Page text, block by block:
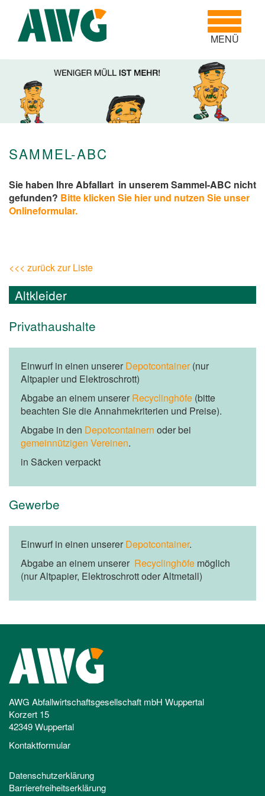
Toggle
MENÜ
SAMMEL-ABC
Sie haben Ihre Abfallart in unserem Sammel-ABC nicht
gefunden? Bitte klicken Sie hier und nutzen Sie unser
Onlineformular.
<<< zurück zur Liste
Altkleider
Privathaushalte
Einwurf in einen unserer Depotcontainer(nur
Altpapier und Elektroschrott)
Abgabe an einem unserer Recyclinghöfe (bitte
beachten Sie die Annahmekriterien und Preise).
Abgabe in den Depotcontainern oder bei
gemeinnützigen Vereinen.
in Säcken verpackt
Gewerbe
Einwurf in einen unserer Depotcontainer.
Abgabe an einem unserer Recyclinghöfe möglich
(nur Altpapier, Elektroschrott oder Altmetall)
AWG Abfallwirtschaftsgesellschaft mbH Wuppertal
Korzert 15
42349 Wuppertal
Kontaktformular
Datenschutzerklärung
Barrierefreiheitserklärung